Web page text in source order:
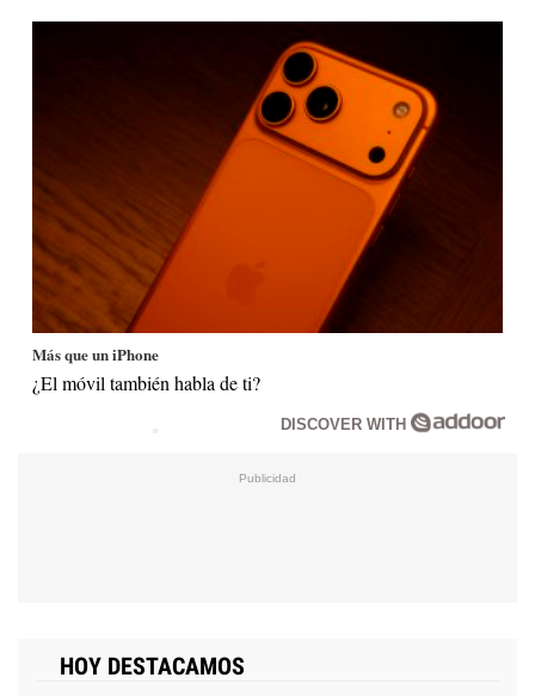
Más que un iPhone
¿El móvil también habla de ti?
DISCOVER WITH
HOY DESTACAMOS